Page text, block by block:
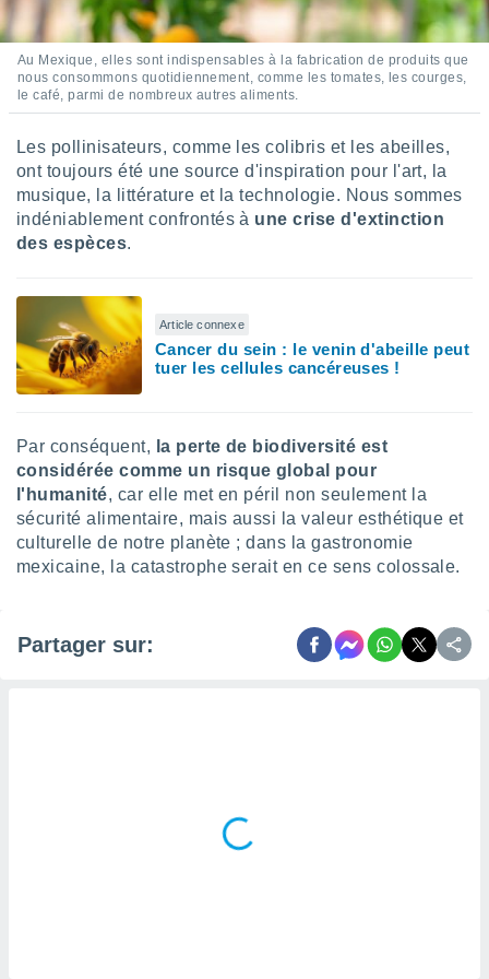
utiliser
le
par
et
et du
études
et
1199
Au Mexique, elles sont indispensables à la fabrication de produits que
nous consommons quotidiennement, comme les tomates, les courges,
le café, parmi de nombreux autres aliments.
Les pollinisateurs, comme les colibris et les abeilles,
ont toujours été une source d'inspiration pour l'art, la
musique, la littérature et la technologie. Nous sommes
indéniablement confrontés à une crise d'extinction
des espèces.
Article connexe
Cancer du sein : le venin d'abeille peut
tuer les cellules cancéreuses !
Par conséquent, la perte de biodiversité est
considérée comme un risque global pour
l'humanité, car elle met en péril non seulement la
sécurité alimentaire, mais aussi la valeur esthétique et
culturelle de notre planète ; dans la gastronomie
mexicaine, la catastrophe serait en ce sens colossale.
Partager sur: